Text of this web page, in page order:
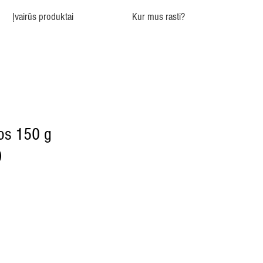
Įvairūs produktai Kur mus rasti?
150 g